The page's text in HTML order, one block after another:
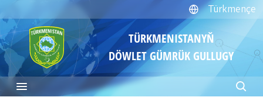
Türkmençe
TÜRKMENISTANYŇ
DÖWLET GÜMRÜK GULLUGY